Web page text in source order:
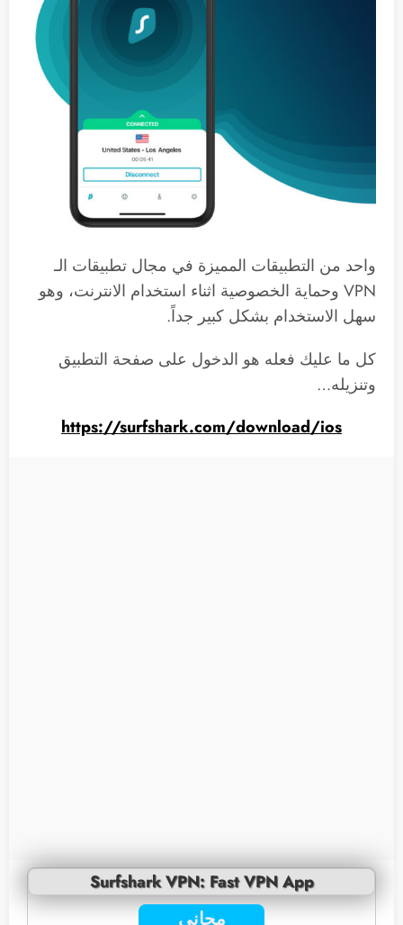
واحد من التطبيقات المميزة في مجال تطبيقات الـ
VPN وحماية الخصوصية اثناء استخدام الانترنت، وهو
سهل الاستخدام بشكل كبير جداً.
كل ما عليك فعله هو الدخول على صفحة التطبيق
وتنزيله…
https://surfshark.com/download/ios
Surfshark VPN: Fast VPN App
مجاني